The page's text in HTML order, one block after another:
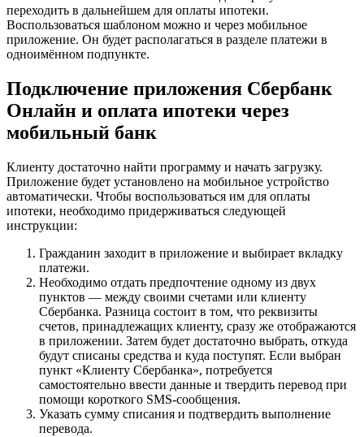
переходить в дальнейшем для оплаты ипотеки.
Воспользоваться шаблоном можно и через мобильное
приложение. Он будет располагаться в разделе платежи в
одноимённом подпункте.
Подключение приложения Сбербанк
Онлайн и оплата ипотеки через
мобильный банк
Клиенту достаточно найти программу и начать загрузку.
Приложение будет установлено на мобильное устройство
автоматически. Чтобы воспользоваться им для оплаты
ипотеки, необходимо придерживаться следующей
инструкции:
Гражданин заходит в приложение и выбирает вкладку
платежи.
Необходимо отдать предпочтение одному из двух
пунктов — между своими счетами или клиенту
Сбербанка. Разница состоит в том, что реквизиты
счетов, принадлежащих клиенту, сразу же отображаются
в приложении. Затем будет достаточно выбрать, откуда
будут списаны средства и куда поступят. Если выбран
пункт «Клиенту Сбербанка», потребуется
самостоятельно ввести данные и твердить перевод при
помощи короткого SMS-сообщения.
Указать сумму списания и подтвердить выполнение
перевода.